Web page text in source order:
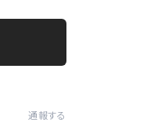
通報する